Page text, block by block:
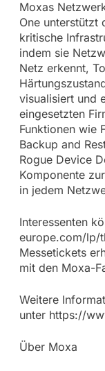
Moxas
One unterstützt
kritische
indem sie
Netz erkennt,
visualisiert und
eingesetzten
Funktionen wie
Backup and
Rogue Device
Komponente
in jedem
Interessenten
europe.com/lp/
Messetickets
mit den Moxa-
Weitere
unter https://
Über Moxa